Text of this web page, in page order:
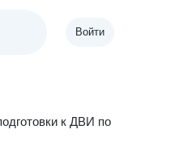
Войти
к ДВИ по